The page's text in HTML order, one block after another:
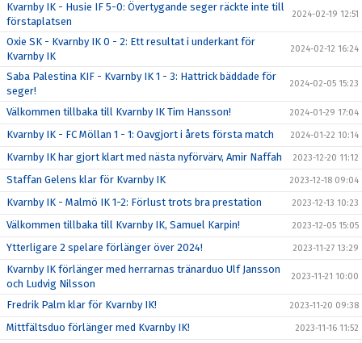
Kvarnby IK - Husie IF 5-0: Övertygande seger räckte inte till
förstaplatsen
2024-02-19 12:51
Oxie SK - Kvarnby IK 0 - 2: Ett resultat i underkant för
Kvarnby IK
2024-02-12 16:24
Saba Palestina KIF - Kvarnby IK 1 - 3: Hattrick bäddade för
seger!
2024-02-05 15:23
Välkommen tillbaka till Kvarnby IK Tim Hansson! 2024-01-29 17:04
Kvarnby IK - FC Möllan 1 - 1: Oavgjort i årets första match 2024-01-22 10:14
Kvarnby IK har gjort klart med nästa nyförvärv, Amir Naffah 2023-12-20 11:12
Staffan Gelens klar för Kvarnby IK 2023-12-18 09:04
Kvarnby IK - Malmö IK 1-2: Förlust trots bra prestation 2023-12-13 10:23
Välkommen tillbaka till Kvarnby IK, Samuel Karpin! 2023-12-05 15:05
Ytterligare 2 spelare förlänger över 2024! 2023-11-27 13:29
Kvarnby IK förlänger med herrarnas tränarduo Ulf Jansson
och Ludvig Nilsson
2023-11-21 10:00
Fredrik Palm klar för Kvarnby IK! 2023-11-20 09:38
Mittfältsduo förlänger med Kvarnby IK! 2023-11-16 11:52